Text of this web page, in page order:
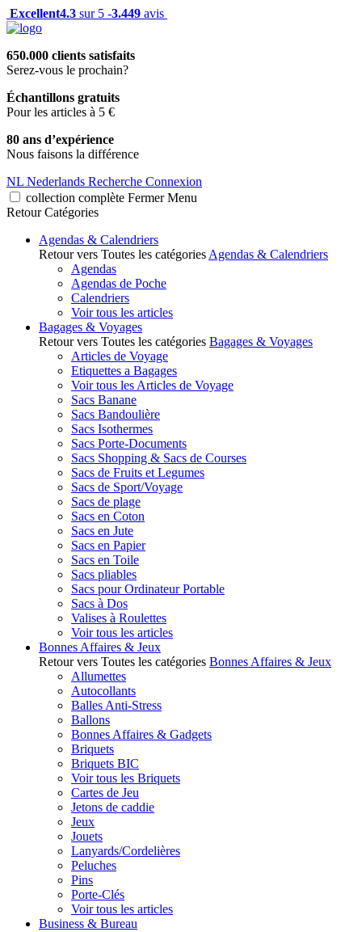
Excellent4.3 sur 5 -3.449 avis
650.000 clients satisfaits
Serez-vous le prochain?
Échantillons gratuits
Pour les articles à 5 €
80 ans d’expérience
Nous faisons la différence
NL Nederlands Recherche Connexion
collection complète Fermer Menu
Retour Catégories
Agendas & Calendriers
Retour vers Toutes les catégories Agendas & Calendriers
Agendas
Agendas de Poche
Calendriers
Voir tous les articles
Bagages & Voyages
Retour vers Toutes les catégories Bagages & Voyages
Articles de Voyage
Etiquettes a Bagages
Voir tous les Articles de Voyage
Sacs Banane
Sacs Bandoulière
Sacs Isothermes
Sacs Porte-Documents
Sacs Shopping & Sacs de Courses
Sacs de Fruits et Legumes
Sacs de Sport/Voyage
Sacs de plage
Sacs en Coton
Sacs en Jute
Sacs en Papier
Sacs en Toile
Sacs pliables
Sacs pour Ordinateur Portable
Sacs à Dos
Valises à Roulettes
Voir tous les articles
Bonnes Affaires & Jeux
Retour vers Toutes les catégories Bonnes Affaires & Jeux
Allumettes
Autocollants
Balles Anti-Stress
Ballons
Bonnes Affaires & Gadgets
Briquets
Briquets BIC
Voir tous les Briquets
Cartes de Jeu
Jetons de caddie
Jeux
Jouets
Lanyards/Cordelières
Peluches
Pins
Porte-Clés
Voir tous les articles
Business & Bureau